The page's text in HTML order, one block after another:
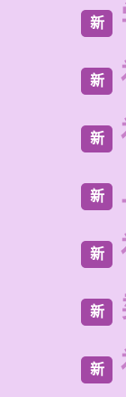
新
新
新
新
新
新
新